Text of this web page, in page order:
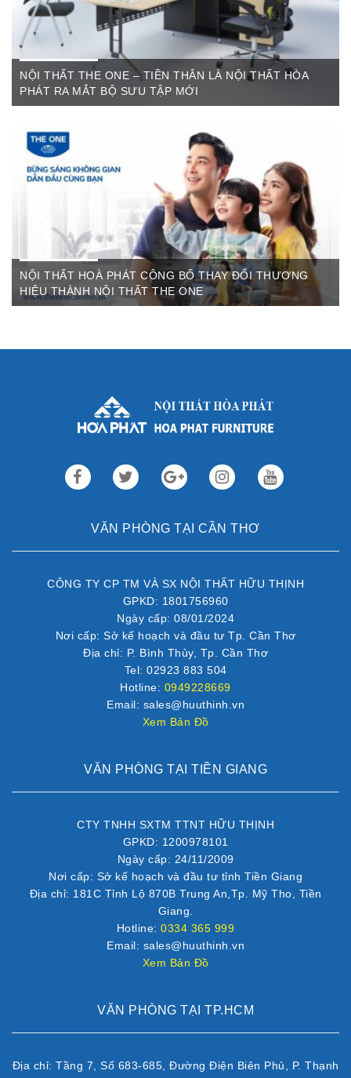
NỘI THẤT THE ONE – TIỀN THÂN LÀ NỘI THẤT HÒA
PHÁT RA MẮT BỘ SƯU TẬP MỚI
The One Cần Thơ Thông báo về việc thay đổi thương hiệu Nội
Thất Hòa Phát Ngày ...
NỘI THẤT HOÀ PHÁT CÔNG BỐ THAY ĐỔI THƯƠNG
HIỆU THÀNH NỘI THẤT THE ONE
VĂN PHÒNG TẠI CẦN THƠ
CÔNG TY CP TM VÀ SX NỘI THẤT HỮU THỊNH
GPKD: 1801756960
Ngày cấp: 08/01/2024
Nơi cấp: Sở kế hoạch và đầu tư Tp. Cần Thơ
Địa chỉ: P. Bình Thủy, Tp. Cần Thơ
Tel: 02923 883 504
Hotline: 0949228669
Email: sales@huuthinh.vn
Xem Bản Đồ
VĂN PHÒNG TẠI TIỀN GIANG
CTY TNHH SXTM TTNT HỮU THỊNH
GPKD: 1200978101
Ngày cấp: 24/11/2009
Nơi cấp: Sở kế hoạch và đầu tư tỉnh Tiền Giang
Địa chỉ: 181C Tỉnh Lộ 870B Trung An,Tp. Mỹ Tho, Tiền
Giang.
Hotline:0334 365 999
Email: sales@huuthinh.vn
Xem Bản Đồ
VĂN PHÒNG TẠI TP.HCM
Địa chỉ: Tầng 7, Số 683-685, Đường Điện Biên Phủ, P. Thạnh